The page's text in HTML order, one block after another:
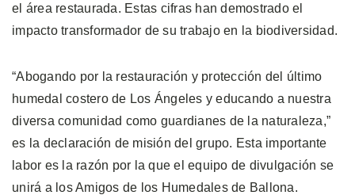
el área restaurada. Estas cifras han demostrado el
impacto transformador de su trabajo en la biodiversidad.
“Abogando por la restauración y protección del último
humedal costero de Los Ángeles y educando a nuestra
diversa comunidad como guardianes de la naturaleza,”
es la declaración de misión del grupo. Esta importante
labor es la razón por la que el equipo de divulgación se
unirá a los Amigos de los Humedales de Ballona.